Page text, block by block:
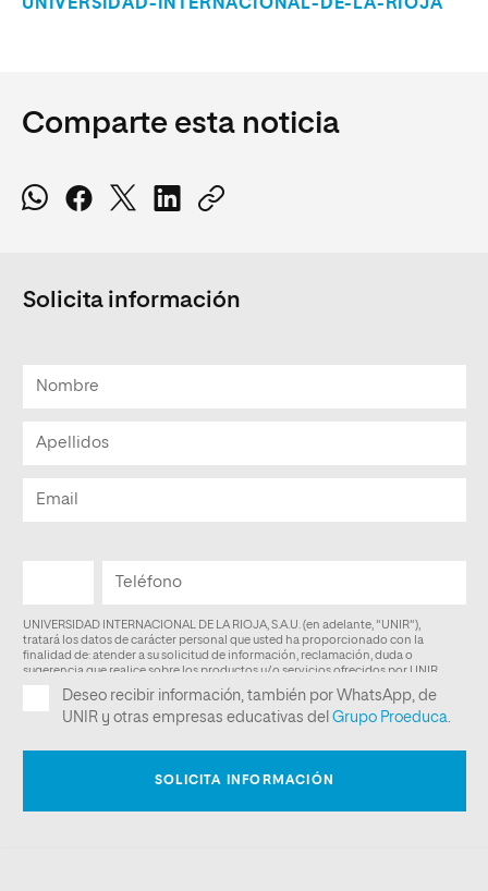
UNIVERSIDAD-INTERNACIONAL-DE-LA-RIOJA
Comparte esta noticia
Solicita información